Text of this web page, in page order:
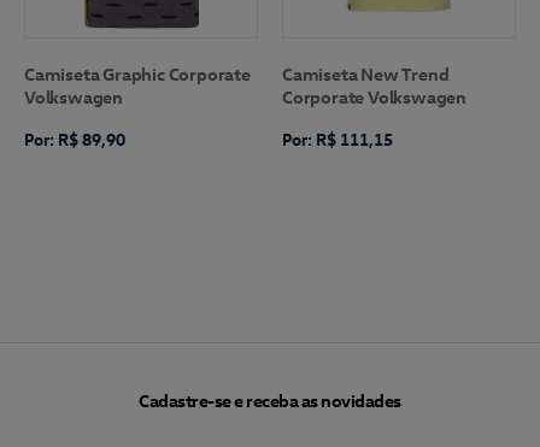
Camiseta Graphic Corporate
Volkswagen
Por: R$ 89,90
Camiseta New Trend
Corporate Volkswagen
Por: R$ 111,15
Cadastre-se e receba as novidades